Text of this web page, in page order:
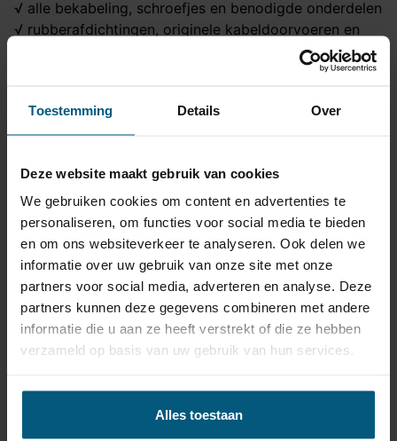
Toestemming Details Over
Deze website maakt gebruik van cookies
We gebruiken cookies om content en advertenties te
personaliseren, om functies voor social media te bieden
en om ons websiteverkeer te analyseren. Ook delen we
informatie over uw gebruik van onze site met onze
partners voor social media, adverteren en analyse. Deze
partners kunnen deze gegevens combineren met andere
informatie die u aan ze heeft verstrekt of die ze hebben
verzameld op basis van uw gebruik van hun services.
Alles toestaan
√ alle bekabeling, schroefjes en benodigde onderdelen
√ rubberafdichtingen, originele kabeldoorvoeren en
√ wanneer nodig voor een goede werking: trailer of
√ contactdoos - 13 polig
tegen een uitstekende prijs!
Trekhaak specificatie
Artikelnummer
AHB 11A
Trekhaak systeem
Horizontaal afneembaar
Uitvoering
Na afname van de kogel,
blijft de houder van de
trekhaak zichtbaar.
80 kg